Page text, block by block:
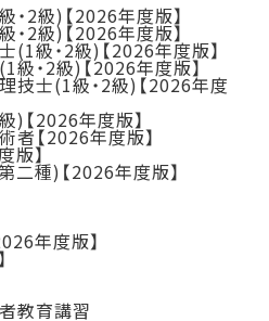
2級)【2026年度版】
2級)【2026年度版】
級・2級)【2026年度版】
・2級)【2026年度版】
技士(1級・2級)【2026年度
)【2026年度版】
者【2026年度版】
版】
二種)【2026年度版】
年度版】
教育講習